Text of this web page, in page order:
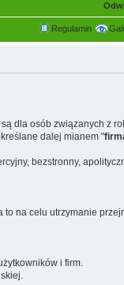
Regulamin
dla osób związanych z
dalej mianem "
bezstronny,
na celu utrzymanie
i firm.